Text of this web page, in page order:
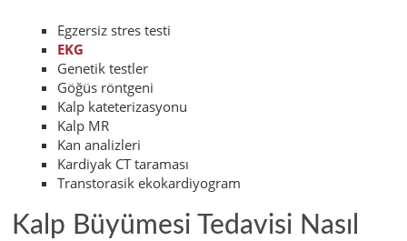
Egzersiz stres testi
EKG
Genetik testler
Göğüs röntgeni
Kalp kateterizasyonu
Kalp MR
Kan analizleri
Kardiyak CT taraması
Transtorasik ekokardiyogram
Kalp Büyümesi Tedavisi Nasıl